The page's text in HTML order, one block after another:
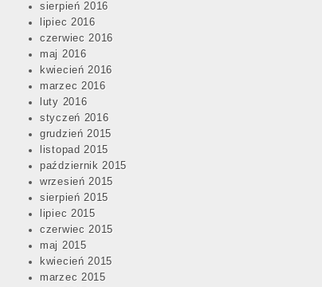
sierpień 2016
lipiec 2016
czerwiec 2016
maj 2016
kwiecień 2016
marzec 2016
luty 2016
styczeń 2016
grudzień 2015
listopad 2015
październik 2015
wrzesień 2015
sierpień 2015
lipiec 2015
czerwiec 2015
maj 2015
kwiecień 2015
marzec 2015